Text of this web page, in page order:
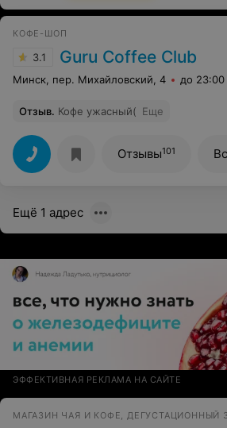
обеспеченные люди, оставляют свои
соответствующий. За кофе и десерты -
девушек-официанток - не лайк.
КОФЕ-ШОП
3.1 Guru Coffee Club
Минск, пер. Михайловский, 4 до 23:00
Отзыв. Кофе ужасный( Еще
Отзывы101
Ещё 1 адрес
ЭФФЕКТИВНАЯ РЕКЛАМА НА САЙТЕ
МАГАЗИН ЧАЯ И КОФЕ, ДЕГУСТАЦИОННЫЙ